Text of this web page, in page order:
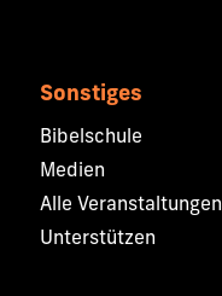
Sonstiges
Bibelschule
Medien
Alle Veranstaltungen
Unterstützen